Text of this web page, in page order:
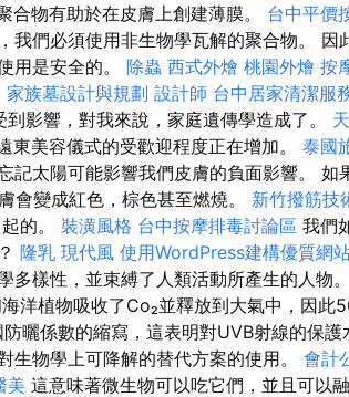
合物有助於在皮膚上創建薄膜。 台中平價
我們必須使用非生物學瓦解的聚合物。 因
用是安全的。 除蟲 西式外燴 桃園外燴 按
家族墓設計與規劃 設計師 台中居家清潔服
影響，對我來說，家庭遺傳學造成了。
東美容儀式的受歡迎程度正在增加。 泰國
記太陽可能影響我們皮膚的負面影響。 如
會變成紅色，棕色甚至燃燒。 新竹撥筋技
的。 裝潢風格 台中按摩排毒討論區 我們
隆乳 現代風 使用WordPress建構優質網
樣性，並束縛了人類活動所產生的人物。
洋植物吸收了Co₂並釋放到大氣中，因此
防曬係數的縮寫，這表明對UVB射線的保護
生物學上可降解的替代方案的使用。 會計
美 這意味著微生物可以吃它們，並且可以